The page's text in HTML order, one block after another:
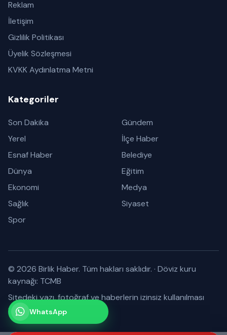
Reklam
İletişim
Gizlilik Politikası
Üyelik Sözleşmesi
KVKK Aydınlatma Metni
Kategoriler
Son Dakika
Gündem
Yerel
İlçe Haber
Esnaf Haber
Belediye
Dünya
Eğitim
Ekonomi
Medya
Sağlık
Siyaset
Spor
© 2026 Birlik Haber. Tüm hakları saklıdır. · Döviz kuru
kaynağı: TCMB
Sitedeki yazı, fotoğraf ve haberlerin izinsiz kullanılması
yasaktır.WhatsApp
Kanalımız
Abone olabilirsiniz